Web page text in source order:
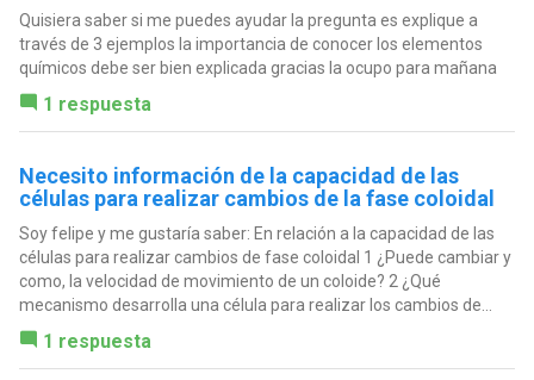
Quisiera saber si me puedes ayudar la pregunta es explique a
través de 3 ejemplos la importancia de conocer los elementos
químicos debe ser bien explicada gracias la ocupo para mañana
1 respuesta
Necesito información de la capacidad de las
células para realizar cambios de la fase coloidal
Soy felipe y me gustaría saber: En relación a la capacidad de las
células para realizar cambios de fase coloidal 1 ¿Puede cambiar y
como, la velocidad de movimiento de un coloide? 2 ¿Qué
mecanismo desarrolla una célula para realizar los cambios de...
1 respuesta